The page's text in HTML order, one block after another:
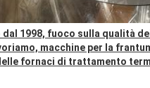
dal 1998, fuoco sulla qualità
macchine per la
fornaci di trattamento